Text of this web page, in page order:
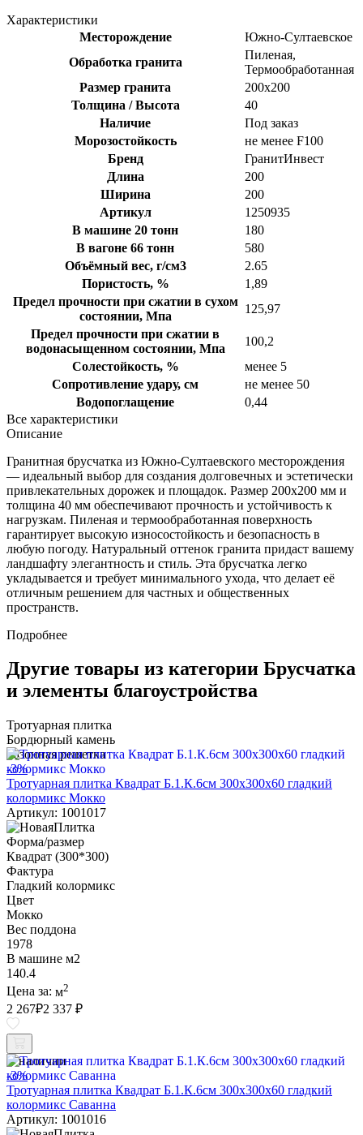
Характеристики
Месторождение
Южно-Султаевское
Обработка гранита
Пиленая,
Термообработанная
Размер гранита
200х200
Толщина / Высота
40
Наличие
Под заказ
Морозостойкость
не менее F100
Бренд
ГранитИнвест
Длина
200
Ширина
200
Артикул
1250935
В машине 20 тонн
180
В вагоне 66 тонн
580
Объёмный вес, г/см3
2.65
Пористость, %
1,89
Предел прочности при сжатии в сухом
состоянии, Мпа
125,97
Предел прочности при сжатии в
водонасыщенном состоянии, Мпа
100,2
Солестойкость, %
менее 5
Сопротивление удару, см
не менее 50
Водопоглащение
0,44
Все характеристики
Описание
Гранитная брусчатка из Южно-Султаевского месторождения
— идеальный выбор для создания долговечных и эстетически
привлекательных дорожек и площадок. Размер 200х200 мм и
толщина 40 мм обеспечивают прочность и устойчивость к
нагрузкам. Пиленая и термообработанная поверхность
гарантирует высокую износостойкость и безопасность в
любую погоду. Натуральный оттенок гранита придаст вашему
ландшафту элегантность и стиль. Эта брусчатка легко
укладывается и требует минимального ухода, что делает её
отличным решением для частных и общественных
пространств.
Подробнее
Другие товары из категории Брусчатка
и элементы благоустройства
Тротуарная плитка
Бордюрный камень
Газонная решетка
-3%
Тротуарная плитка Квадрат Б.1.К.6см 300х300х60 гладкий
колормикс Мокко
Артикул: 1001017
Форма/размер
Квадрат (300*300)
Фактура
Гладкий колормикс
Цвет
Мокко
Вес поддона
1978
В машине м2
140.4
Цена за: м2
2 267₽2 337 ₽
В наличии
-3%
Тротуарная плитка Квадрат Б.1.К.6см 300х300х60 гладкий
колормикс Саванна
Артикул: 1001016